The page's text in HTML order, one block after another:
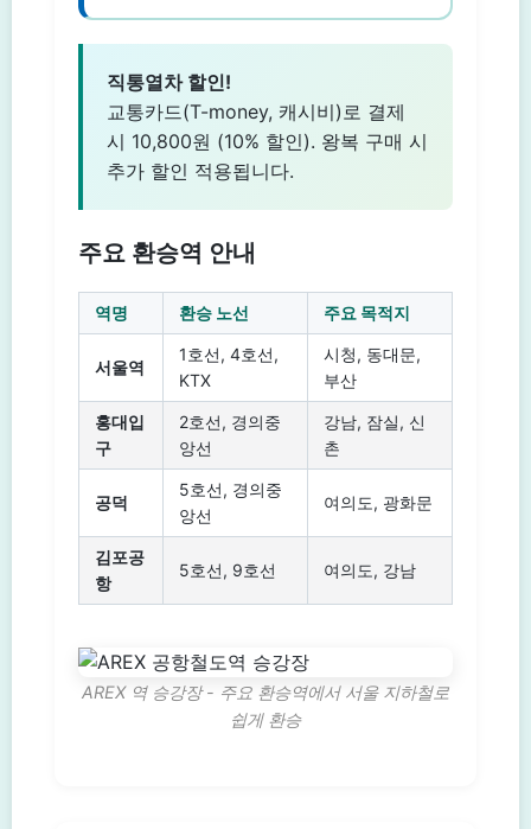
직통열차 할인!
교통카드(T-money, 캐시비)로 결제
시 10,800원 (10% 할인). 왕복 구매 시
추가 할인 적용됩니다.
주요 환승역 안내
역명 환승 노선 주요 목적지
서울역
1호선, 4호선,
KTX
시청, 동대문,
부산
홍대입
구
2호선, 경의중
앙선
강남, 잠실, 신
촌
공덕
5호선, 경의중
앙선
여의도, 광화문
김포공
항
5호선, 9호선 여의도, 강남
AREX 역 승강장 - 주요 환승역에서 서울 지하철로
쉽게 환승